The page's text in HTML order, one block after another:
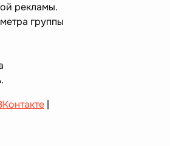
рекламы.
группы
|